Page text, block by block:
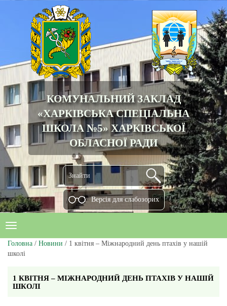
КОМУНАЛЬНИЙ ЗАКЛАД
«ХАРКІВСЬКА СПЕЦІАЛЬНА
ШКОЛА №5» ХАРКІВСЬКОЇ
ОБЛАСНОЇ РАДИ
Версiя для слабозорих
Головна / Новини / 1 квітня – Міжнародний день птахів у нашій
школі
1 КВІТНЯ – МІЖНАРОДНИЙ ДЕНЬ ПТАХІВ У НАШІЙ
ШКОЛІ